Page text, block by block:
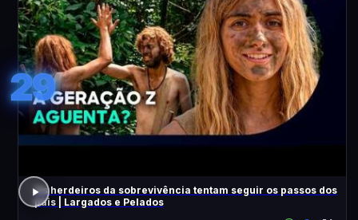
29
Os herdeiros da sobrevivência tentam seguir os passos dos
pais | Largados e Pelados